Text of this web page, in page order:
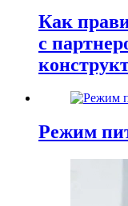
Как
с
Режим